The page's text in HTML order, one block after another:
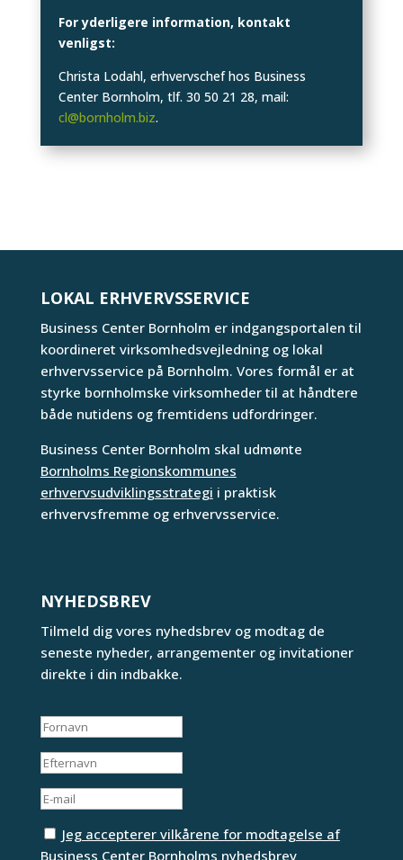
For yderligere information, kontakt
venligst:
Christa Lodahl, erhvervschef hos Business
Center Bornholm, tlf. 30 50 21 28, mail:
cl@bornholm.biz.
LOKAL ERHVERVSSERVICE
Business Center Bornholm er indgangsportalen til
koordineret virksomhedsvejledning og lokal
erhvervsservice på Bornholm. Vores formål er at
styrke bornholmske virksomheder til at håndtere
både nutidens og fremtidens udfordringer.
Business Center Bornholm skal udmønte
Bornholms Regionskommunes
erhvervsudviklingsstrategi i praktisk
erhvervsfremme og erhvervsservice.
NYHEDSBREV
Tilmeld dig vores nyhedsbrev og modtag de
seneste nyheder, arrangementer og invitationer
direkte i din indbakke.
Jeg accepterer vilkårene for modtagelse af
Business Center Bornholms nyhedsbrev